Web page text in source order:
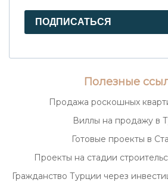
ПОДПИСАТЬСЯ
Полезные
Продажа роскошных
Виллы на продажу в
Готовые проекты в
Проекты на стадии
Гражданство Турции через